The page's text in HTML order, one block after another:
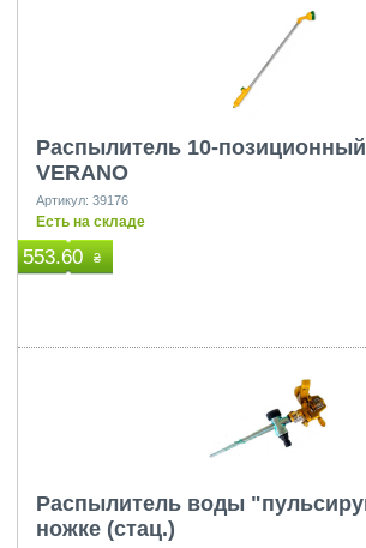
Распылитель 10-
VERANO
Артикул: 39176
Есть на складе
553.60 ₴
Распылитель воды
ножке (стац.)